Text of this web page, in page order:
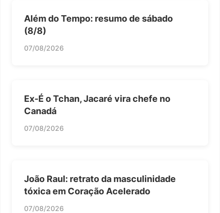
Além do Tempo: resumo de sábado
(8/8)
07/08/2026
Ex-É o Tchan, Jacaré vira chefe no
Canadá
07/08/2026
João Raul: retrato da masculinidade
tóxica em Coração Acelerado
07/08/2026